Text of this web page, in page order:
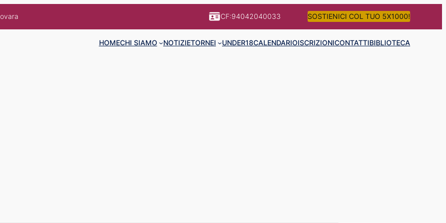
CF:94042040033 SOSTIENICI COL TUO 5X1000!
HOMECHI SIAMO NOTIZIETORNEI UNDER18CALENDARIOISCRIZIONICONTATTIBIBLIOTECA